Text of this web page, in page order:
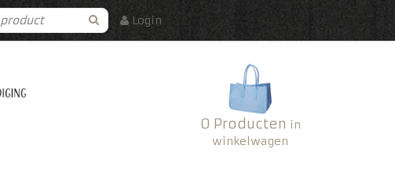
Login
0 Producten in
winkelwagen